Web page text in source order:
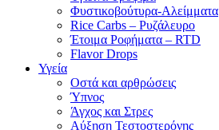
Φυστικοβούτυρα-Αλείμματα
Rice Carbs – Ρυζάλευρο
Έτοιμα Ροφήματα – RTD
Flavor Drops
Υγεία
Οστά και αρθρώσεις
Ύπνος
Άγχος και Στρες
Αύξηση Τεστοστερόνης